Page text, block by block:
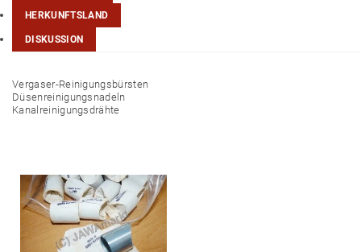
HERKUNFTSLAND
DISKUSSION
Vergaser-Reinigungsbürsten
Düsenreinigungsnadeln
Kanalreinigungsdrähte